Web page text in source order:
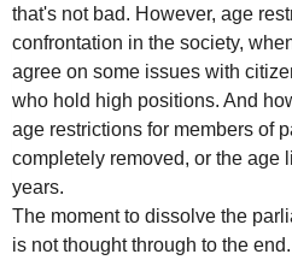
that's not bad. However, age
confrontation in the society,
agree on some issues with
who hold high positions. And
age restrictions for members of
completely removed, or the age
years.
The moment to dissolve the
is not thought through to the